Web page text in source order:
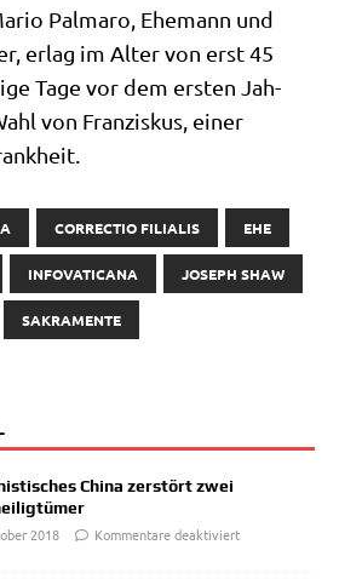
Pal­ma­ro, Ehe­mann und
erlag im Alter von erst 45
Tage vor dem ersten Jah­
von Fran­zis­kus, einer
CORRECTIO FILIALIS EHE
INFOVATICANA JOSEPH SHAW
SAKRAMENTE
China zerstört zwei
2018
Kommentare deaktiviert